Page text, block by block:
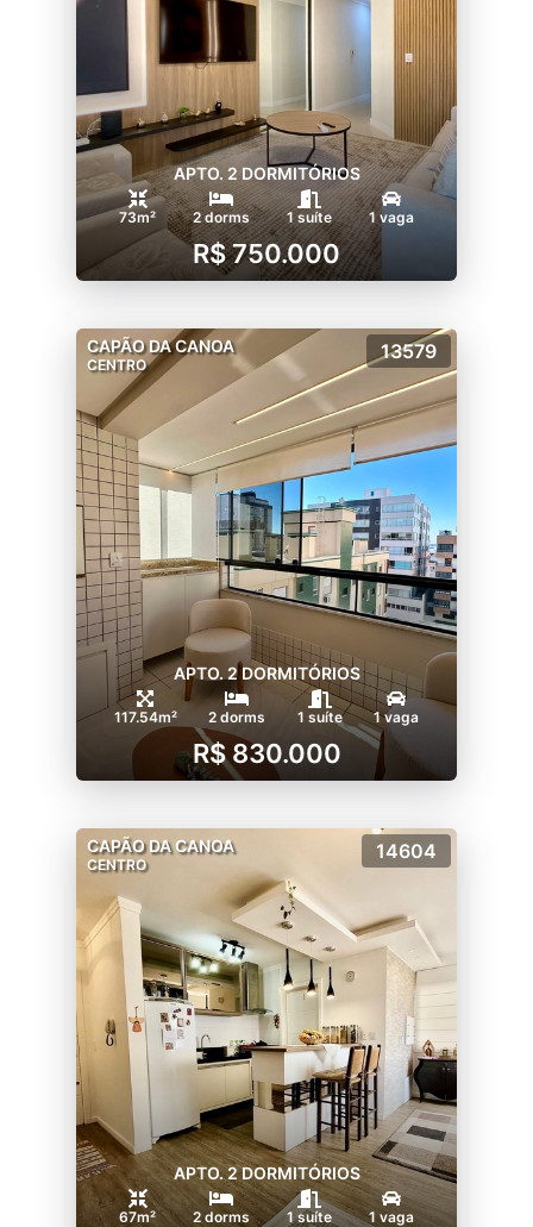
APTO. 2 DORMITÓRIOS
73m² 2 dorms 1 suíte 1 vaga
R$ 750.000
CAPÃO DA CANOA
CENTRO
13579
APTO. 2 DORMITÓRIOS
117.54m² 2 dorms 1 suíte 1 vaga
R$ 830.000
CAPÃO DA CANOA
CENTRO
14604
APTO. 2 DORMITÓRIOS
67m² 2 dorms 1 suíte 1 vaga